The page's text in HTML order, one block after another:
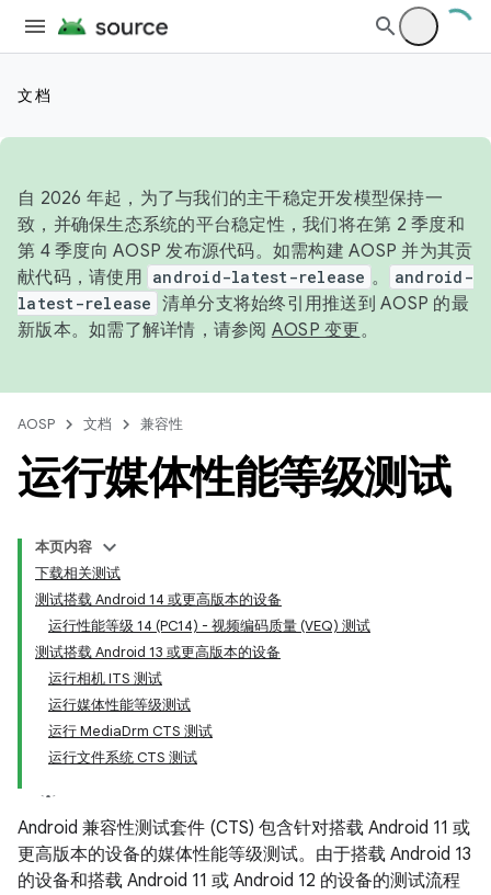
文档
自 2026 年起，为了与我们的主干稳定开发模型保持一
致，并确保生态系统的平台稳定性，我们将在第 2 季度和
第 4 季度向 AOSP 发布源代码。如需构建 AOSP 并为其贡
献代码，请使用 android-latest-release 。
android-
latest-release 清单分支将始终引用推送到 AOSP 的最
新版本。如需了解详情，请参阅 AOSP 变更。
AOSP 文档 兼容性
运行媒体性能等级测试
本页内容
下载相关测试
测试搭载 Android 14 或更高版本的设备
运行性能等级 14 (PC14) - 视频编码质量 (VEQ) 测试
测试搭载 Android 13 或更高版本的设备
运行相机 ITS 测试
运行媒体性能等级测试
运行 MediaDrm CTS 测试
运行文件系统 CTS 测试
Android 兼容性测试套件 (CTS) 包含针对搭载 Android 11 或
更高版本的设备的媒体性能等级测试。由于搭载 Android 13
的设备和搭载 Android 11 或 Android 12 的设备的测试流程